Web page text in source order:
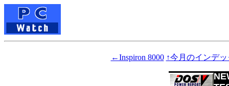
←Inspiron 8000 ↑今月のインデ